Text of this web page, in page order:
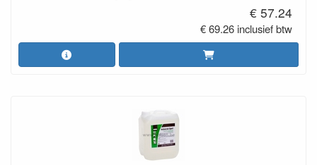
€ 57.24
€ 69.26 inclusief btw